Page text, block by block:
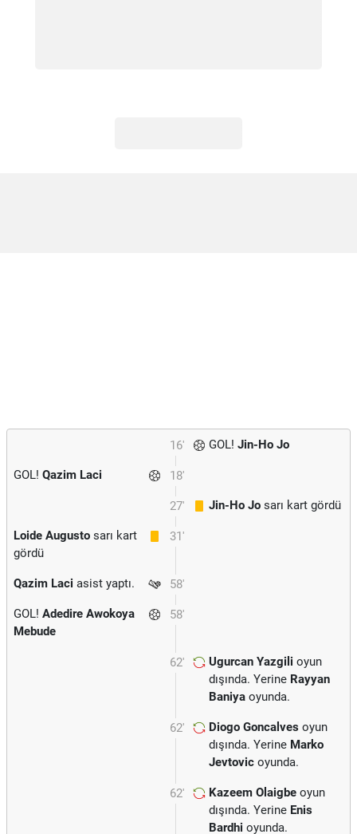
16' GOL! Jin-Ho Jo
18'
GOL! Qazim Laci
27' Jin-Ho Jo sarı kart gördü
31'
Loide Augusto sarı kart
gördü
58'
Qazim Laci asist yaptı.
58'
GOL! Adedire Awokoya
Mebude
62' Ugurcan Yazgili oyun
dışında. Yerine Rayyan
Baniya oyunda.
62' Diogo Goncalves oyun
dışında. Yerine Marko
Jevtovic oyunda.
62' Kazeem Olaigbe oyun
dışında. Yerine Enis
Bardhi oyunda.